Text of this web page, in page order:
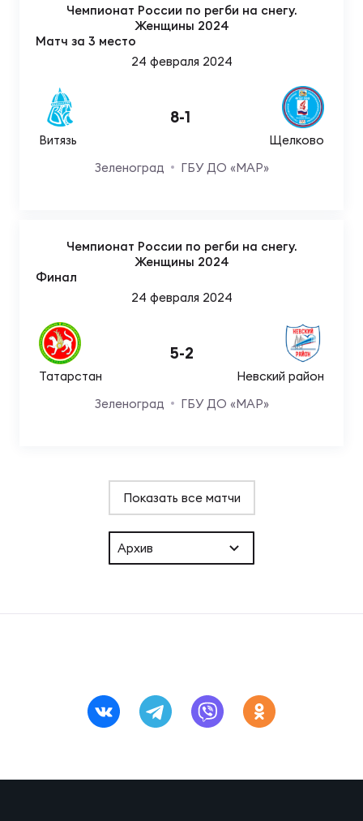
Чемпионат России по регби на снегу.
Женщины 2024
Матч за 3 место
24 февраля 2024
Витязь
8-1
Щелково
Зеленоград
ГБУ ДО «МАР»
Чемпионат России по регби на снегу.
Женщины 2024
Финал
24 февраля 2024
Татарстан
5-2
Невский район
Зеленоград
ГБУ ДО «МАР»
Показать все матчи
Архив